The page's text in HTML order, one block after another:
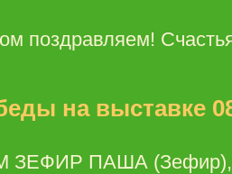
поздравляем!
на выставке
ПАША (Зефир),